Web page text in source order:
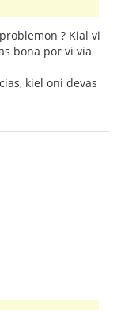
? Kial vi
bona por vi via
kiel oni devas